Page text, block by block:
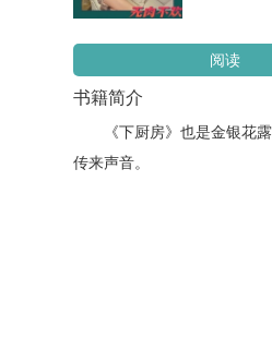
阅读
书籍简介
《下厨房》也是金银花露
传来声音。